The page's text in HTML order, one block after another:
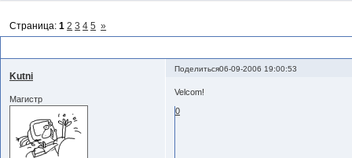
Страница:1 2 3 4 5 »
Поделиться06-09-2006 19:00:53
Kutni
Магистр
Velcom!
0